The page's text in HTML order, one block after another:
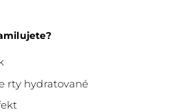
rty hydratované